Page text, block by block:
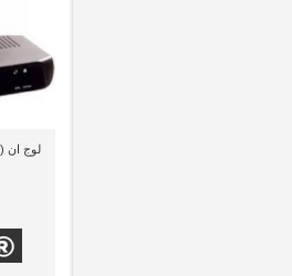
لوج ان (HN-DRN1) مودم راوتر